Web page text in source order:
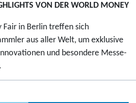
VON DER WORLD MONEY
in Berlin treffen sich
aus aller Welt, um exklusive
und besondere Messe-